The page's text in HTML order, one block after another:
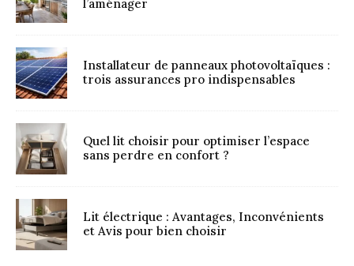
l’aménager
Installateur de panneaux photovoltaïques :
trois assurances pro indispensables
Quel lit choisir pour optimiser l’espace
sans perdre en confort ?
Lit électrique : Avantages, Inconvénients
et Avis pour bien choisir